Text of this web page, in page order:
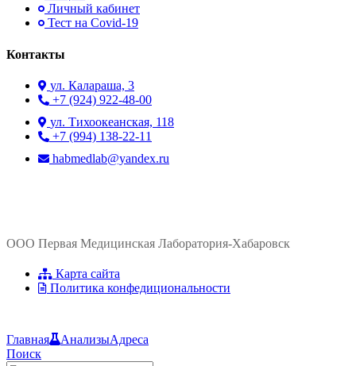
Личный кабинет
Тест на Covid-19
Контакты
ул. ​Калараша, 3
+7 (924) 922-48-00
ул. ​Тихоокеанская, 118
+7 (994) 138-22-11
habmedlab@yandex.ru
ООО Первая Медицинская Лаборатория-Хабаровск
Карта сайта
Политика конфедициональности
Главная АнализыАдреса
Поиск